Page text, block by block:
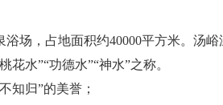
场，占地面积约40000平方米。汤
水”“功德水”“神水”之称。
知归”的美誉；